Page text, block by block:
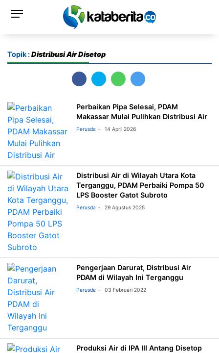
Topik :Distribusi Air Disetop
Perbaikan Pipa Selesai, PDAM
Makassar Mulai Pulihkan Distribusi Air
Perusda 14 April 2026
Distribusi Air di Wilayah Utara Kota
Terganggu, PDAM Perbaiki Pompa 50
LPS Booster Gatot Subroto
Perusda 29 Agustus 2025
Pengerjaan Darurat, Distribusi Air
PDAM di Wilayah Ini Terganggu
Perusda 03 Februari 2022
Produksi Air di IPA III Antang Disetop